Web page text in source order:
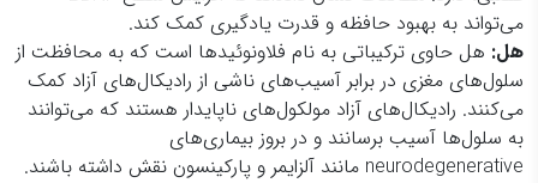
می‌تواند به بهبود حافظه و قدرت یادگیری کمک کند.
هل: هل حاوی ترکیباتی به نام فلاونوئیدها است که به محافظت از
سلول‌های مغزی در برابر آسیب‌های ناشی از رادیکال‌های آزاد کمک
می‌کنند. رادیکال‌های آزاد مولکول‌های ناپایدار هستند که می‌توانند
به سلول‌ها آسیب برسانند و در بروز بیماری‌های
neurodegenerative مانند آلزایمر و پارکینسون نقش داشته باشند.